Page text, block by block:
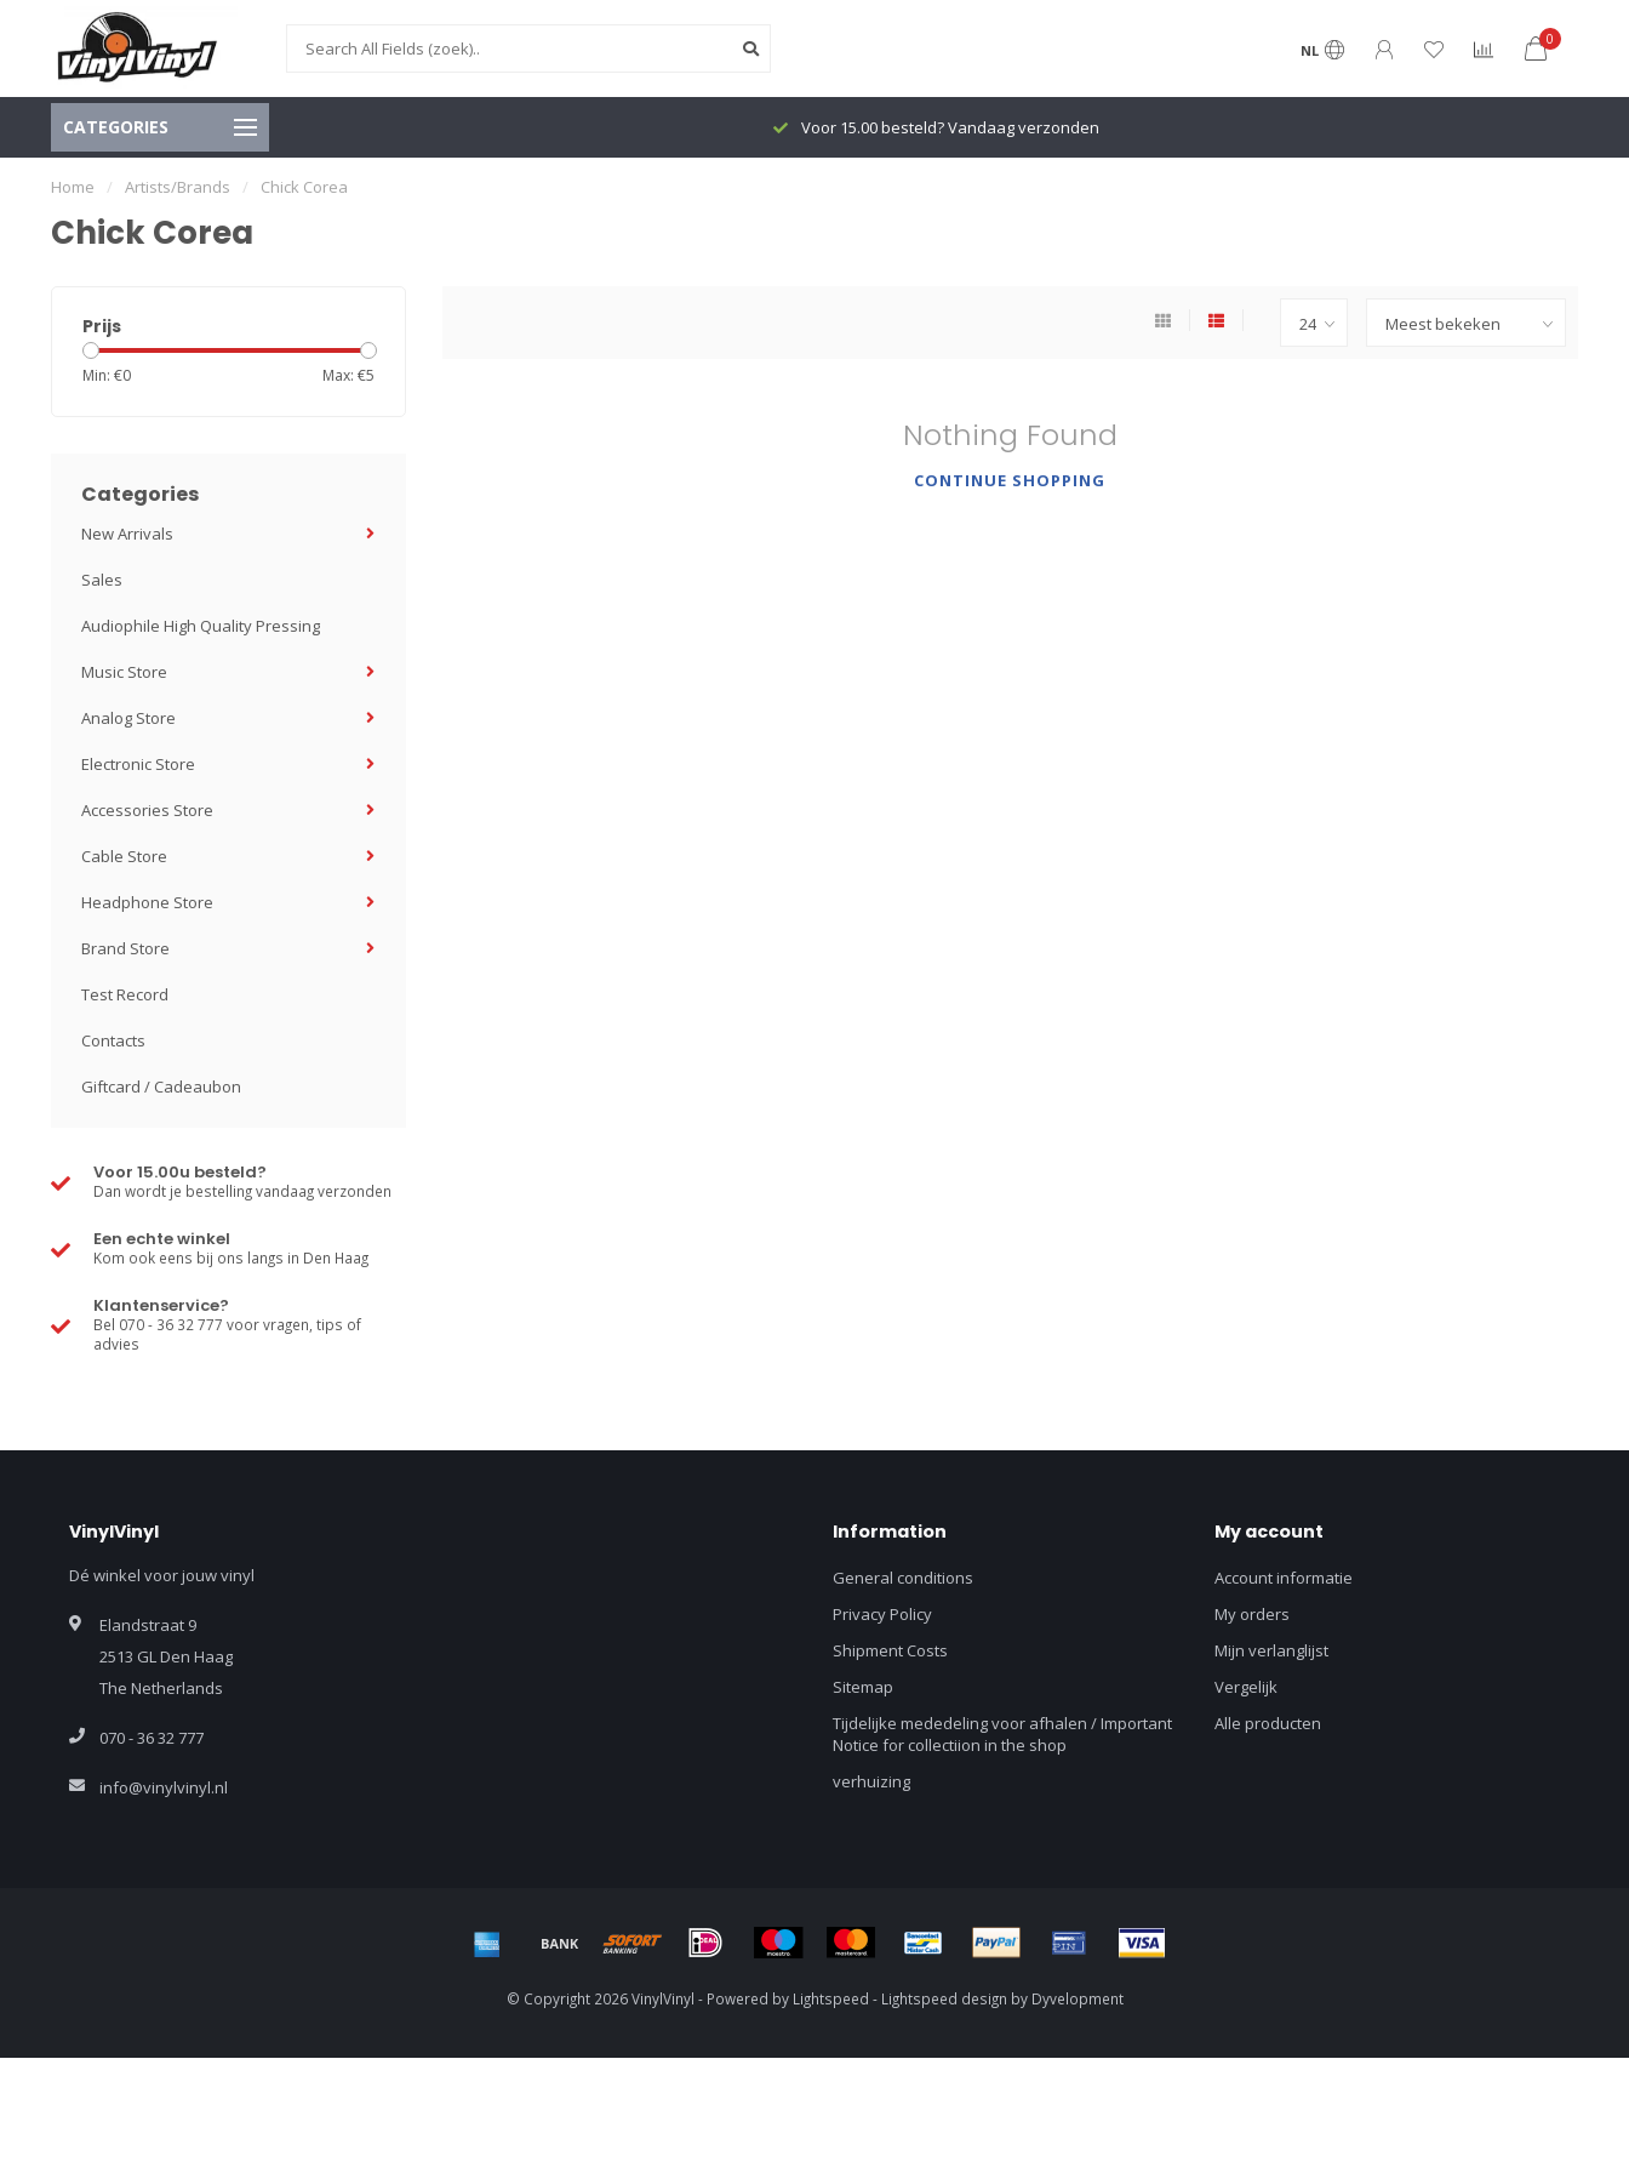
NL
0
CATEGORIES Voor 15.00 besteld? Vandaag verzonden
Home / Artists/Brands / Chick Corea
Chick Corea
Prijs
Min: €0 Max: €5
Categories
New Arrivals
Sales
Audiophile High Quality Pressing
Music Store
Analog Store
Electronic Store
Accessories Store
Cable Store
Headphone Store
Brand Store
Test Record
Contacts
Giftcard / Cadeaubon
Voor 15.00u besteld?
Dan wordt je bestelling vandaag verzonden
Een echte winkel
Kom ook eens bij ons langs in Den Haag
Klantenservice?
Bel 070 - 36 32 777 voor vragen, tips of
advies
Nothing Found
CONTINUE SHOPPING
VinylVinyl
Dé winkel voor jouw vinyl
Elandstraat 9
2513 GL Den Haag
The Netherlands
070 - 36 32 777
info@vinylvinyl.nl
Information
General conditions
Privacy Policy
Shipment Costs
Sitemap
Tijdelijke mededeling voor afhalen / Important
Notice for collectiion in the shop
verhuizing
My account
Account informatie
My orders
Mijn verlanglijst
Vergelijk
Alle producten
© Copyright 2026 VinylVinyl - Powered by Lightspeed - Lightspeed design by Dyvelopment